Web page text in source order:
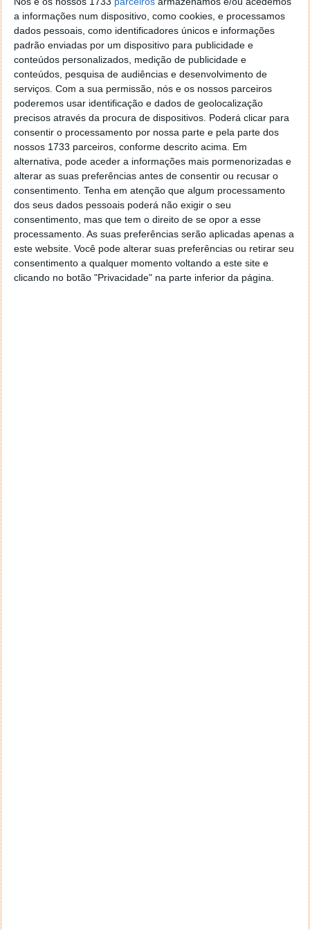
a informações num dispositivo, como cookies, e processamos
dados pessoais, como identificadores únicos e informações
padrão enviadas por um dispositivo para publicidade e
conteúdos personalizados, medição de publicidade e
conteúdos, pesquisa de audiências e desenvolvimento de
serviços. Com a sua permissão, nós e os nossos parceiros
poderemos usar identificação e dados de geolocalização
precisos através da procura de dispositivos. Poderá clicar para
consentir o processamento por nossa parte e pela parte dos
nossos 1733 parceiros, conforme descrito acima. Em
alternativa, pode aceder a informações mais pormenorizadas e
alterar as suas preferências antes de consentir ou recusar o
consentimento. Tenha em atenção que algum processamento
dos seus dados pessoais poderá não exigir o seu
consentimento, mas que tem o direito de se opor a esse
processamento. As suas preferências serão aplicadas apenas a
este website. Você pode alterar suas preferências ou retirar seu
consentimento a qualquer momento voltando a este site e
clicando no botão "Privacidade" na parte inferior da página.
utilizadores.
|Fonte
Este artigo tem mais de um ano
Acompanhe o Pplware no Google Notícias
Proponha uma correção, faça uma sugestão
Autor:Pedro Simões